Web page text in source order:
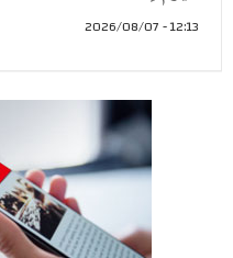
12:13 - 2026/08/07